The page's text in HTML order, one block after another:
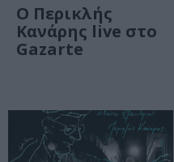
Ο Περικλής
Κανάρης live στο
Gazarte